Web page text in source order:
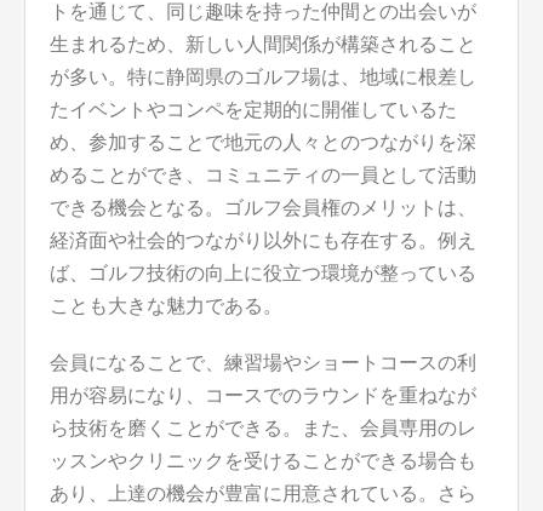
トを通じて、同じ趣味を持った仲間との出会いが
生まれるため、新しい人間関係が構築されること
が多い。特に静岡県のゴルフ場は、地域に根差し
たイベントやコンペを定期的に開催しているた
め、参加することで地元の人々とのつながりを深
めることができ、コミュニティの一員として活動
できる機会となる。ゴルフ会員権のメリットは、
経済面や社会的つながり以外にも存在する。例え
ば、ゴルフ技術の向上に役立つ環境が整っている
ことも大きな魅力である。
会員になることで、練習場やショートコースの利
用が容易になり、コースでのラウンドを重ねなが
ら技術を磨くことができる。また、会員専用のレ
ッスンやクリニックを受けることができる場合も
あり、上達の機会が豊富に用意されている。さら